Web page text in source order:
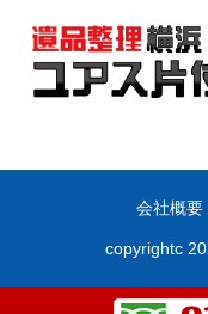
会社概要
copyrightc